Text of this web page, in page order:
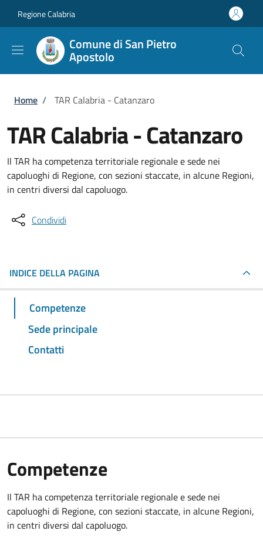
Regione Calabria
Comune di San Pietro
Apostolo
Briciole di pane
Home / TAR Calabria - Catanzaro
TAR Calabria - Catanzaro
Il TAR ha competenza territoriale regionale e sede nei
capoluoghi di Regione, con sezioni staccate, in alcune Regioni,
in centri diversi dal capoluogo.
Condividi
INDICE DELLA PAGINA
Competenze
Sede principale
Contatti
Competenze
Il TAR ha competenza territoriale regionale e sede nei
capoluoghi di Regione, con sezioni staccate, in alcune Regioni,
in centri diversi dal capoluogo.